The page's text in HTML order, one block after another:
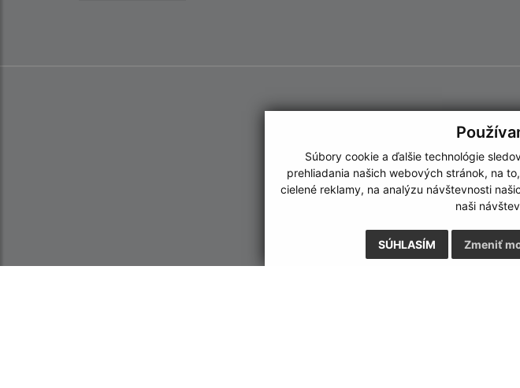
Súbory cookie a ďalšie technológie
prehliadania našich webových stránok, na
cielené reklamy, na analýzu návštevnosti
naši
SÚHLASÍM Zmeniť